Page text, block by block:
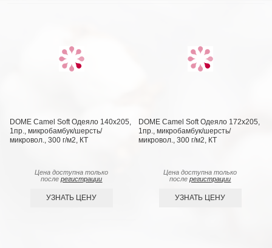
DOME Camel Soft Одеяло 140х205,
1пр., микробамбук/шерсть/
микровол., 300 г/м2, КТ
Цена доступна только
послерегистрации
УЗНАТЬ ЦЕНУ
DOME Camel Soft Одеяло 172х205,
1пр., микробамбук/шерсть/
микровол., 300 г/м2, КТ
Цена доступна только
послерегистрации
УЗНАТЬ ЦЕНУ